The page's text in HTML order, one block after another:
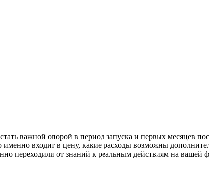
важной опорой в период запуска и первых месяцев
входит в цену, какие расходы возможны
переходили от знаний к реальным действиям на вашей